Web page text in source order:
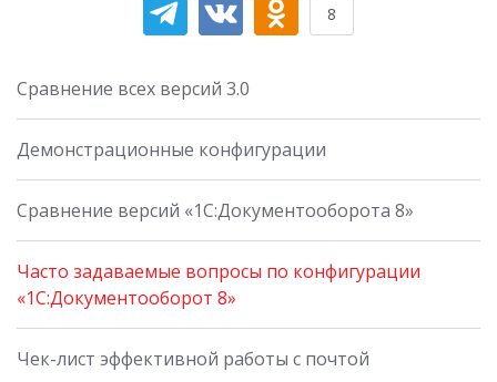
8
Сравнение всех версий 3.0
Демонстрационные конфигурации
Сравнение версий «1С:Документооборота 8»
Часто задаваемые вопросы по конфигурации
«1С:Документооборот 8»
Чек-лист эффективной работы с почтой